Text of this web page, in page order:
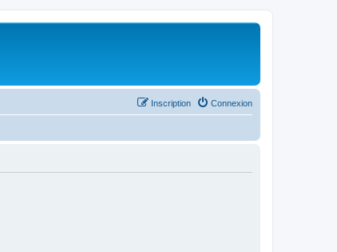
Connexion
Inscription